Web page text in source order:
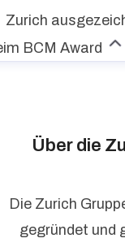
Zurich
BCM Award
Über die
Die Zurich
gegründet und